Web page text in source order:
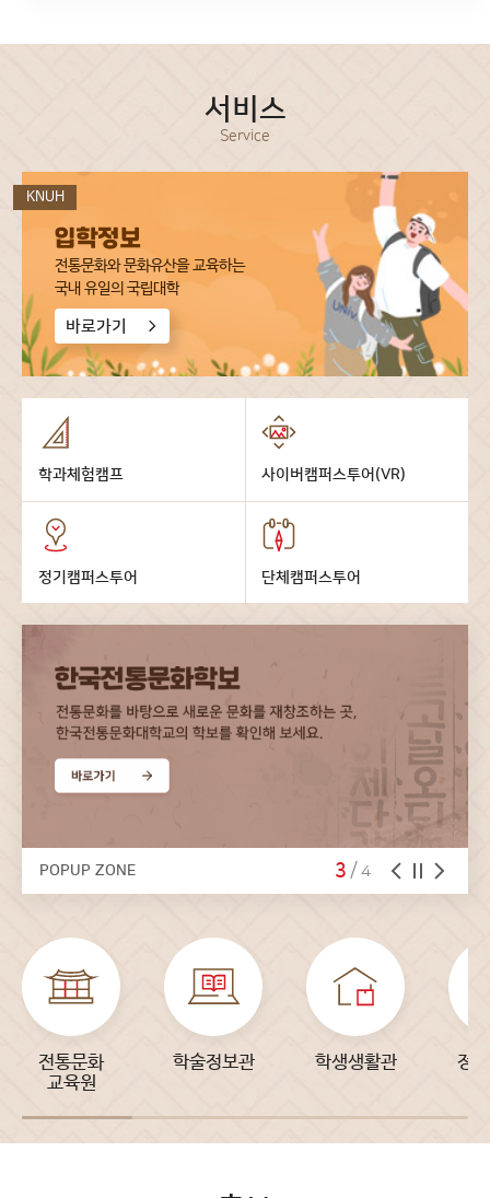
서비스
Service
KNUH
전통문화와 문화유산을 교육하는
국내 유일의 국립대학
바로가기
학과체험캠프 사이버캠퍼스투어(VR)
정기캠퍼스투어 단체캠퍼스투어
POPUP ZONE 3 /4
전통문화
교육원
학술정보관 학생생활관 정